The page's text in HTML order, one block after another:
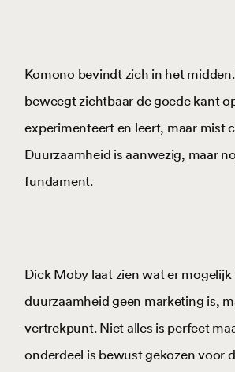
Komono bevindt zich in het
beweegt zichtbaar de goede kant
experimenteert en leert, maar mist
Duurzaamheid is aanwezig, maar
fundament.
Dick Moby laat zien wat er mogelijk
duurzaamheid geen marketing is,
vertrekpunt. Niet alles is perfect
onderdeel is bewust gekozen voor